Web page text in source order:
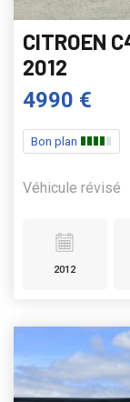
CITROEN
2012
4990 €
Bon plan
Véhicule révisé
2012